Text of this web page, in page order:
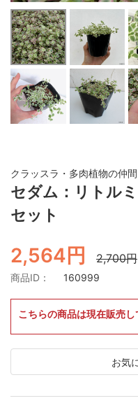
クラッスラ・多肉植物の仲間
セダム：リトル
セット
2,564円 2,700円
商品ID： 160999
こちらの商品は現在販売
お気